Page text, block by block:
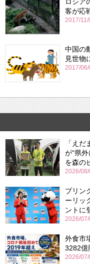
ロシア
客が応
2017/
中国の
見世物
2017/06/
「え
が“県
を森の
2026/08/
プリン
ーリッ
ントに
2026/
外食市
3282億
2026/